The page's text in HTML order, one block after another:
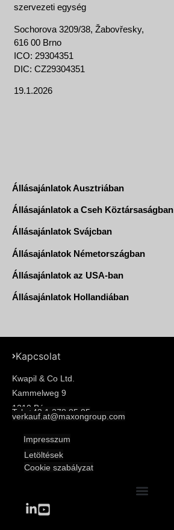
szervezeti egység
Sochorova 3209/38, Žabovřesky,
616 00 Brno
ICO: 29304351
DIC: CZ29304351
19.1.2026
Állásajánlatok Ausztriában
Állásajánlatok a Cseh Köztársaságban
Állásajánlatok Svájcban
Állásajánlatok Németországban
Állásajánlatok az USA-ban
Állásajánlatok Hollandiában
Kapcsolat
Kwapil & Co Ltd.
Kammelweg 9
1210 Bécs
Tel: +43 1 278 85 85
verkauf.at@maxongroup.com
Impresszum
Letöltések
Cookie szabályzat